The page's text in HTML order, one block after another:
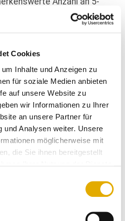
Cookies
Inhalte und Anzeigen zu
für soziale Medien anbieten
auf unsere Website zu
wir Informationen zu Ihrer
an unsere Partner für
und Analysen weiter. Unsere
möglicherweise mit
die Sie ihnen bereitgestellt
SERVICE-CHECK
sehr guten Bewertungen
Vertrauen, Kompetenz und
selbst sieht die
Bestätigung:
Möbel König
und Kunden geben
deshalb bedeutet uns
viel. Die Bestnote bestätigt
uns gleichzeitig, jeden Tag